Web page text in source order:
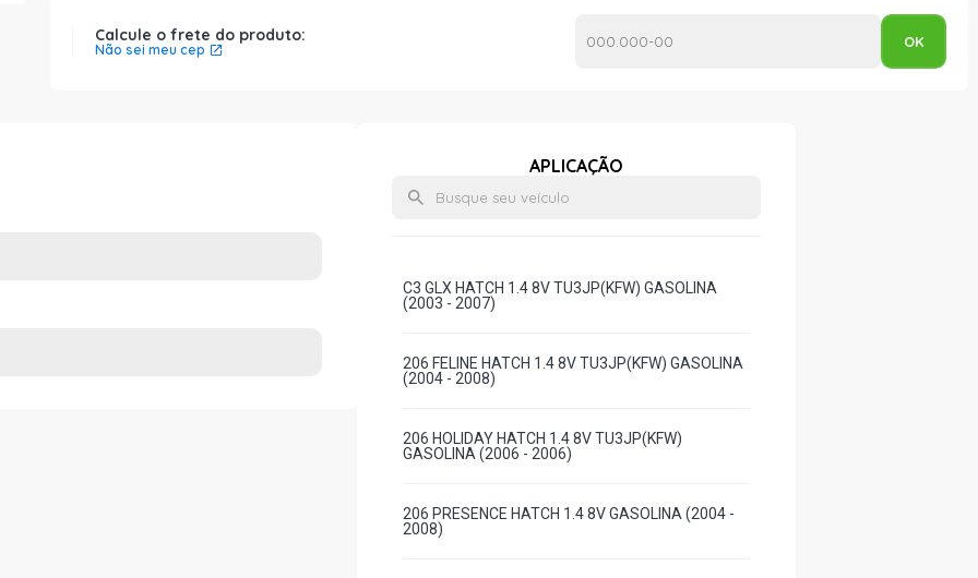
Calcule o frete do produto:
Não sei meu cep
APLICAÇÃO
C3 GLX HATCH 1.4 8V TU3JP(KFW) GASOLINA
(2003 - 2007)
206 FELINE HATCH 1.4 8V TU3JP(KFW) GASOLINA
(2004 - 2008)
206 HOLIDAY HATCH 1.4 8V TU3JP(KFW)
GASOLINA (2006 - 2006)
206 PRESENCE HATCH 1.4 8V GASOLINA (2004 -
2008)